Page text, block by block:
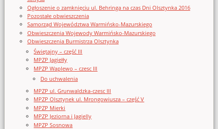
Ogłoszenie o zamknięciu ul. Behringa na czas Dni Olsztynka 2016
Pozostałe obwieszczenia
Samorząd Województwa Warmińsko-Mazurskiego
Obwieszczenia Wojewody Warmińsko-Mazurskiego
Obwieszczenia Burmistrza Olsztynka
Świętajny – część III
MPZP Jagiełły
MPZP Waplewo – czesc III
Do uchwalenia
MPZP ul. Grunwaldzka-czesc III
MPZP Olsztynek ul. Mrongowiusza – część V
MPZP Mierki
MPZP Jeziorna i Jagielly
MPZP Sosnowa